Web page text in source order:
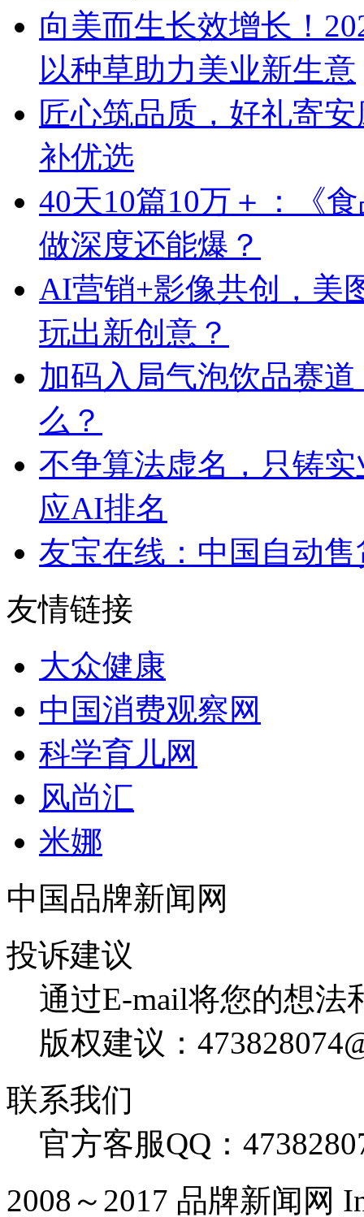
向美而生长效增长！
以种草助力美业新生意
匠心筑品质，好礼寄
补优选
40天10篇10万＋：《
做深度还能爆？
AI营销+影像共创，美
玩出新创意？
加码入局气泡饮品赛
么？
不争算法虚名，只铸
应AI排名
友宝在线：中国自动
友情链接
大众健康
中国消费观察网
科学育儿网
风尚汇
米娜
中国品牌新闻网
投诉建议
通过E-mail将您的想法
版权建议：
联系我们
官方客服QQ：
2008～2017 品牌新闻网